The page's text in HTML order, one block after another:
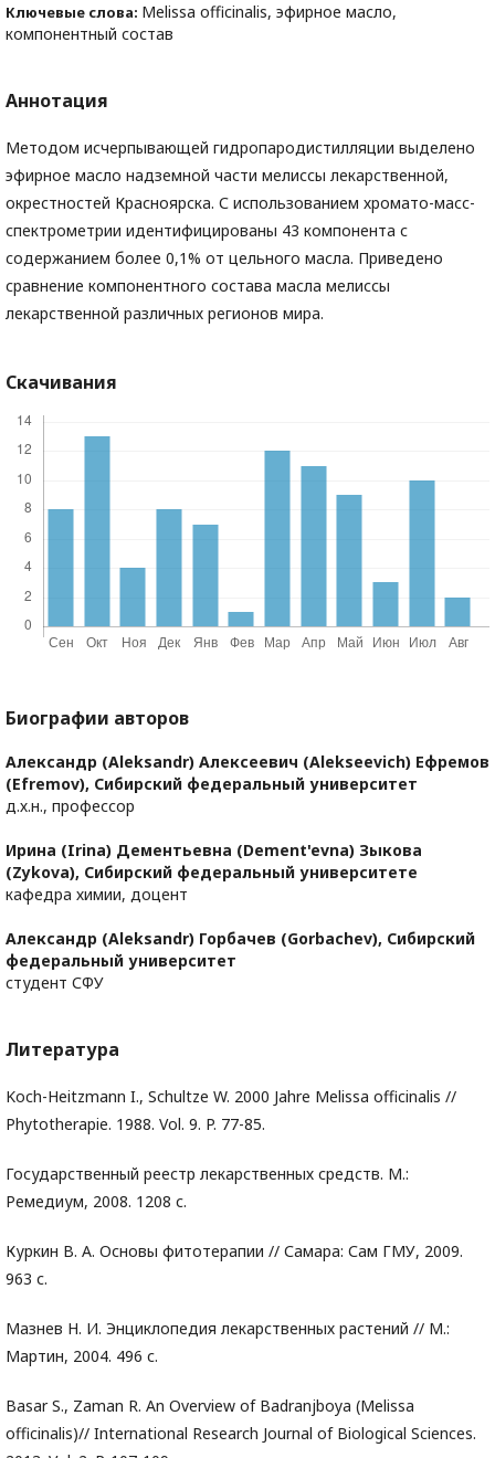
Ключевые слова: Melissa officinalis, эфирное масло,
компонентный состав
Аннотация
Методом исчерпывающей гидропародистилляции выделено
эфирное масло надземной части мелиссы лекарственной,
окрестностей Красноярска. С использованием хромато-масс-
спектрометрии идентифицированы 43 компонента с
содержанием более 0,1% от цельного масла. Приведено
сравнение компонентного состава масла мелиссы
лекарственной различных регионов мира.
Скачивания
Биографии авторов
Александр (Aleksandr) Алексеевич (Alekseevich) Ефремов
(Efremov), Сибирский федеральный университет
д.х.н., профессор
Ирина (Irina) Дементьевна (Dement'evna) Зыкова
(Zykova), Сибирский федеральный университете
кафедра химии, доцент
Александр (Aleksandr) Горбачев (Gorbachev), Сибирский
федеральный университет
студент СФУ
Литература
Koch-Heitzmann I., Schultze W. 2000 Jahre Melissa officinalis //
Phytotherapie. 1988. Vol. 9. P. 77-85.
Государственный реестр лекарственных средств. М.:
Ремедиум, 2008. 1208 с.
Куркин В. А. Основы фитотерапии // Самара: Сам ГМУ, 2009.
963 с.
Мазнев Н. И. Энциклопедия лекарственных растений // М.:
Мартин, 2004. 496 с.
Basar S., Zaman R. An Overview of Badranjboya (Melissa
officinalis)// International Research Journal of Biological Sciences.